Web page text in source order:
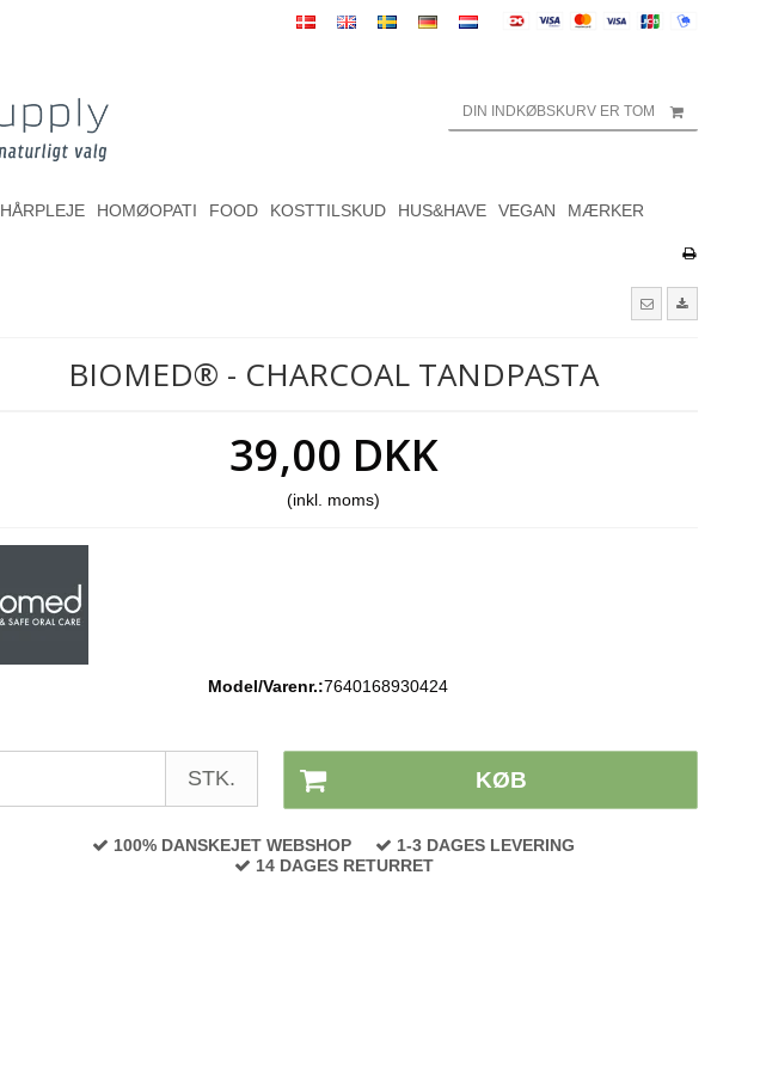
DIN INDKØBSKURV ER TOM
HÅRPLEJE HOMØOPATI FOOD KOSTTILSKUD HUS&HAVE VEGAN MÆRKER
BIOMED® - CHARCOAL TANDPASTA
39,00 DKK
(inkl. moms)
Model/Varenr.:7640168930424
STK. KØB
100% DANSKEJET WEBSHOP
1-3 DAGES LEVERING
14 DAGES RETURRET